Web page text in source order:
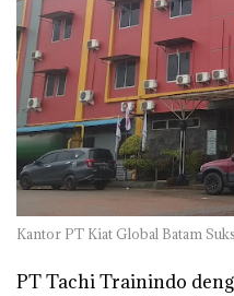
Kantor PT Kiat Global Batam
PT Tachi Trainindo